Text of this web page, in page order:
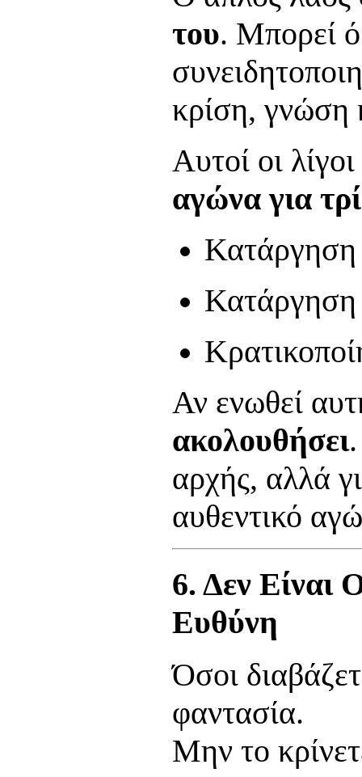
του. Μπορεί
κρίση, γνώση
Αυτοί οι
αγώνα για
Κατάργηση
Κατάργηση
Αν ενωθεί
ακολουθήσει
αρχής, αλλά
αυθεντικό
6. Δεν Είναι
Ευθύνη
Όσοι
φαντασία.
Μην το